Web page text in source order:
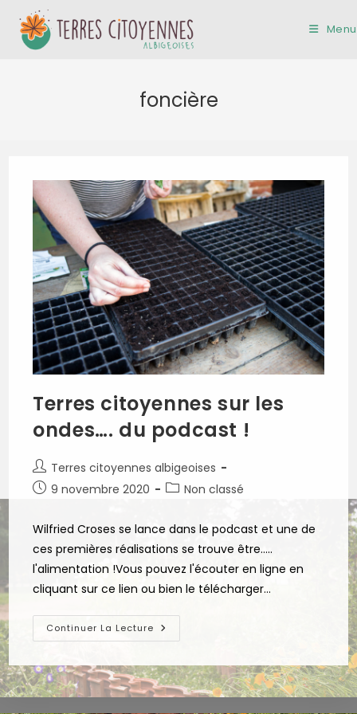
content
Menu
foncière
Terres citoyennes sur les
ondes…. du podcast !
Auteur/autrice
de
la
Terres citoyennes albigeoises
Publication
9 novembre 2020
PostNon classé
Wilfried Croses se lance dans le podcast et une de
ces premières réalisations se trouve être.....
l'alimentation !Vous pouvez l'écouter en ligne en
cliquant sur ce lien ou bien le télécharger…
Continuer La Lecture Terres
Citoyennes
Les
Ondes….
Du
Podcast